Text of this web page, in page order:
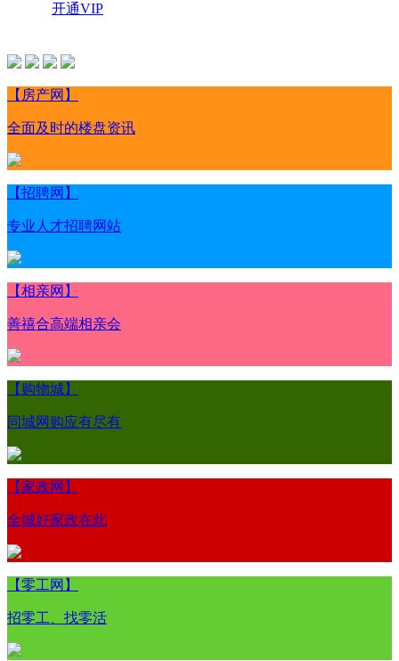
开通VIP
【房产网】
全面及时的楼盘资讯
【招聘网】
专业人才招聘网站
【相亲网】
善禧合高端相亲会
【购物城】
同城网购应有尽有
【家政网】
全城好家政在此
【零工网】
招零工、找零活